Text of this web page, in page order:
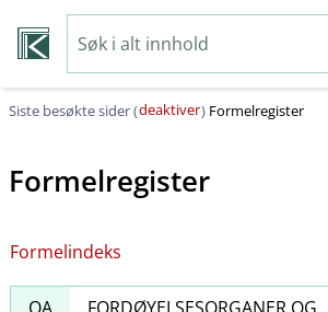
Siste besøkte sider (deaktiver) Formelregister
Formelregister
Formelindeks